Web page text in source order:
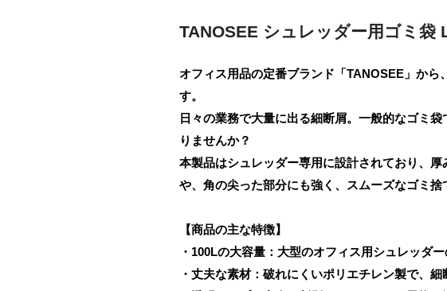
TANOSEE シュレッダー用ゴミ袋
オフィス用品の定番ブランド「TANOSEE」か
す。
日々の業務で大量に出る細断屑。一般的なゴミ
りませんか？
本製品はシュレッダー専用に設計されており、
や、角の尖った部分にも強く、スムーズなゴミ捨
【商品の主な特徴】
・100Lの大容量：大型のオフィス用シュレッダ
・丈夫な素材：破れにくいポリエチレン製で、細